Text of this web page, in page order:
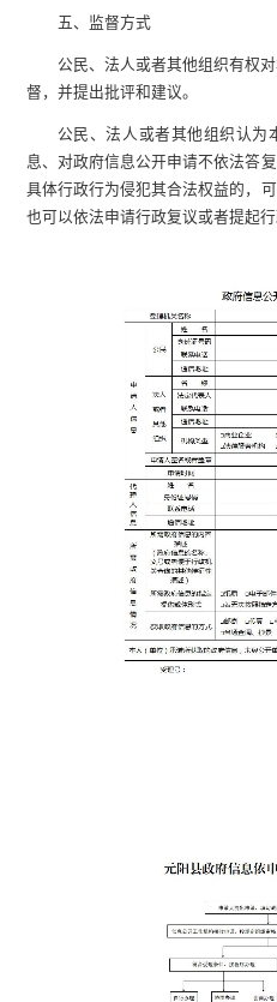
五、监督方式
公民、法人或者其他组织有权
督，并提出批评和建议。
公民、法人或者其他组织认为
息、对政府信息公开申请不依法答
具体行政行为侵犯其合法权益的，
也可以依法申请行政复议或者提起行